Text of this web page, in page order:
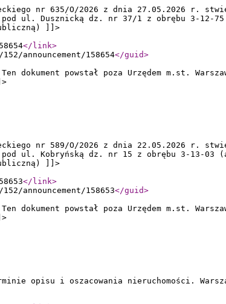
nr 635/O/2026 z dnia 27.05.2026 r.
pod ul. Dusznicką dz. nr 37/1 z obrębu 3-
]]>
</link>
announcement/158654</guid>
dokument powstał poza Urzędem m.st.
nr 589/O/2026 z dnia 22.05.2026 r.
pod ul. Kobryńską dz. nr 15 z obrębu 3-13-
]]>
</link>
announcement/158653</guid>
dokument powstał poza Urzędem m.st.
opisu i oszacowania nieruchomości.